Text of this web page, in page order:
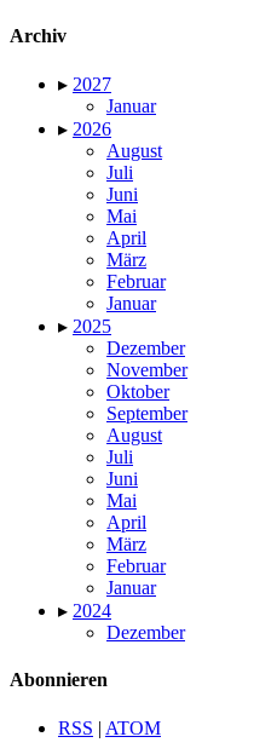
Archiv
▸ 2027
Januar
▸ 2026
August
Juli
Juni
Mai
April
März
Februar
Januar
▸ 2025
Dezember
November
Oktober
September
August
Juli
Juni
Mai
April
März
Februar
Januar
▸ 2024
Dezember
Abonnieren
RSS | ATOM